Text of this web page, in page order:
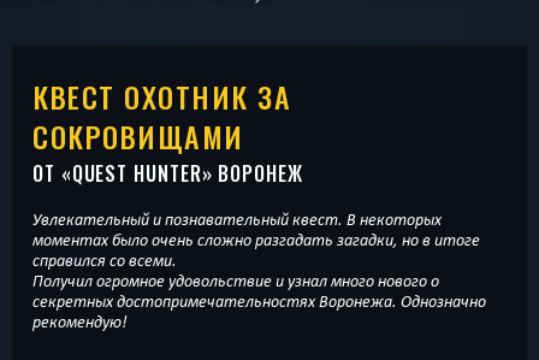
КВЕСТ ОХОТНИК ЗА
СОКРОВИЩАМИ
ОТ «QUEST HUNTER» ВОРОНЕЖ
Увлекательный и познавательный квест. В некоторых
моментах было очень сложно разгадать загадки, но в итоге
справился со всеми.
Получил огромное удовольствие и узнал много нового о
секретных достопримечательностях Воронежа. Однозначно
рекомендую!